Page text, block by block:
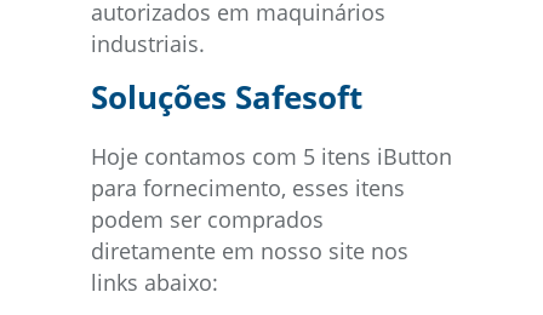
autorizados em maquinários
industriais.
Soluções Safesoft
Hoje contamos com 5 itens iButton
para fornecimento, esses itens
podem ser comprados
diretamente em nosso site nos
links abaixo: